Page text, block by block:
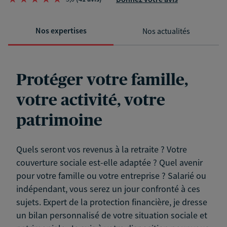
Nos expertises Nos actualités
Protéger votre famille,
votre activité, votre
patrimoine
Quels seront vos revenus à la retraite ? Votre
couverture sociale est-elle adaptée ? Quel avenir
pour votre famille ou votre entreprise ? Salarié ou
indépendant, vous serez un jour confronté à ces
sujets. Expert de la protection financière, je dresse
un bilan personnalisé de votre situation sociale et